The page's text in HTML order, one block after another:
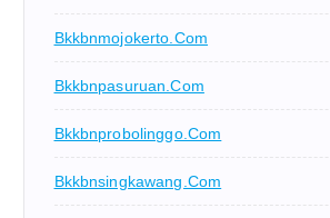
Bkkbnmojokerto.com
Bkkbnpasuruan.com
Bkkbnprobolinggo.com
Bkkbnsingkawang.com